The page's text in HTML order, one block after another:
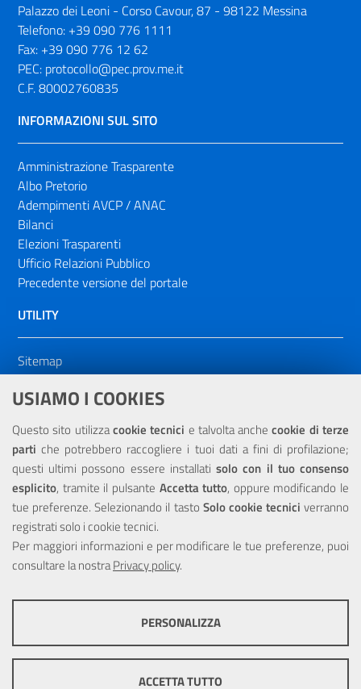
USIAMO I COOKIES
Questo sito utilizzacookie tecnici e talvolta anchecookie di terze
parti che potrebbero raccogliere i tuoi dati a fini di profilazione;
questi ultimi possono essere installatisolo con il tuo consenso
esplicito, tramite il pulsante Accetta tutto, oppure modificando le
tue preferenze. Selezionando il tasto Solo cookie tecnici verranno
registrati solo i cookie tecnici.
Per maggiori informazioni e per modificare le tue preferenze, puoi
consultare la nostraPrivacy policy.
ottimale per ogni utente. Essi non raccolgono i tuoi dati e le tue
PERSONALIZZA
ACCETTA TUTTO
Palazzo dei Leoni - Corso Cavour, 87 - 98122 Messina
Telefono: +39 090 776 1111
Fax: +39 090 776 12 62
PEC: protocollo@pec.prov.me.it
C.F. 80002760835
INFORMAZIONI SUL SITO
Amministrazione Trasparente
Albo Pretorio
Adempimenti AVCP / ANAC
Bilanci
Elezioni Trasparenti
Ufficio Relazioni Pubblico
Precedente versione del portale
UTILITY
Sitemap
Dichiarazione di accessibilità
NOTE LEGALI
Privacy
Portale realizzato con la partecipazione finanziaria dell'Unione
Europea tramite i fondi del POR Sicilia 2000/2006 Misura 6.05 -